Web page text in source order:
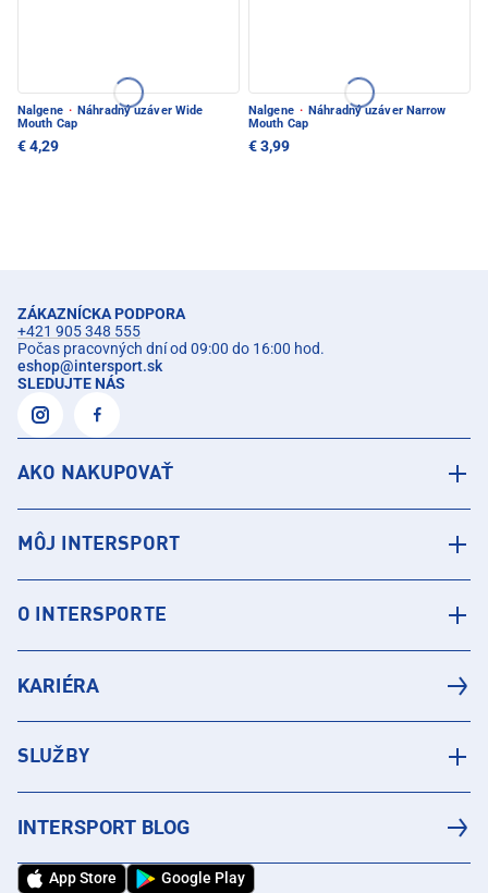
Nalgene · Náhradný uzáver Wide
Mouth Cap
€ 4,29
Nalgene · Náhradný uzáver Narrow
Mouth Cap
€ 3,99
ZÁKAZNÍCKA PODPORA
+421 905 348 555
Počas pracovných dní od 09:00 do 16:00 hod.
eshop@intersport.sk
SLEDUJTE NÁS
AKO NAKUPOVAŤ
MÔJ INTERSPORT
O INTERSPORTE
KARIÉRA
SLUŽBY
INTERSPORT BLOG
App Store Google Play